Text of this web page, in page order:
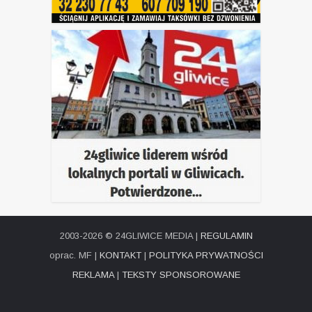
2003-2026 © 24GLIWICE MEDIA | REGULAMIN
oprac. MF | KONTAKT| POLITYKA PRYWATNOŚCI
REKLAMA| TEKSTY SPONSOROWANE